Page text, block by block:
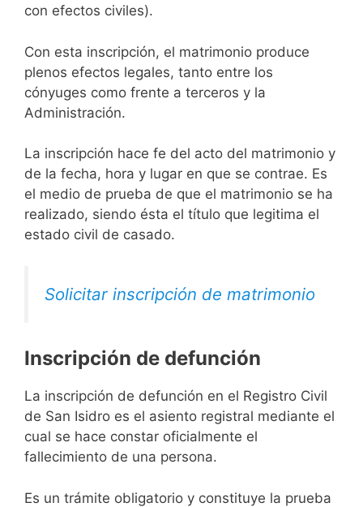
con efectos civiles).
Con esta inscripción, el matrimonio produce
plenos efectos legales, tanto entre los
cónyuges como frente a terceros y la
Administración.
La inscripción hace fe del acto del matrimonio y
de la fecha, hora y lugar en que se contrae. Es
el medio de prueba de que el matrimonio se ha
realizado, siendo ésta el título que legitima el
estado civil de casado.
Solicitar inscripción de matrimonio
Inscripción de defunción
La inscripción de defunción en el Registro Civil
de San Isidro es el asiento registral mediante el
cual se hace constar oficialmente el
fallecimiento de una persona.
Es un trámite obligatorio y constituye la prueba